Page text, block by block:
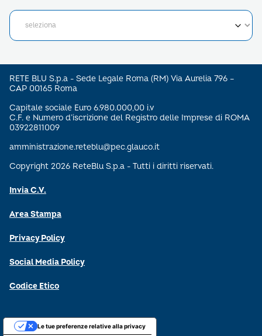
RETE BLU S.p.a - Sede Legale Roma (RM) Via Aurelia 796 –
CAP 00165 Roma
Capitale sociale Euro 6.980.000,00 i.v
C.F. e Numero d’iscrizione del Registro delle Imprese di ROMA
03922811009
amministrazione.reteblu@pec.glauco.it
Copyright 2026 ReteBlu S.p.a - Tutti i diritti riservati.
Invia C.V.
Area Stampa
Privacy Policy
Social Media Policy
Codice Etico
Le tue preferenze relative alla privacy